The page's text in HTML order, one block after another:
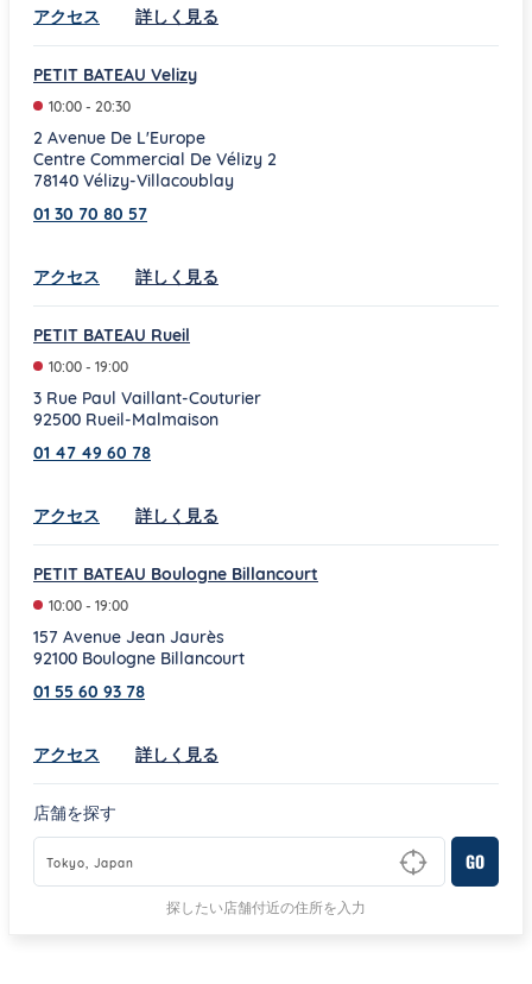
アクセス Link Opens in New Tab
詳しく見る
PETIT BATEAU Velizy
10:00 - 20:30
2 Avenue De L'Europe
Centre Commercial De Vélizy 2
78140 Vélizy-Villacoublay
01 30 70 80 57
アクセス Link Opens in New Tab
詳しく見る
PETIT BATEAU Rueil
10:00 - 19:00
3 Rue Paul Vaillant-Couturier
92500 Rueil-Malmaison
01 47 49 60 78
アクセス Link Opens in New Tab
詳しく見る
PETIT BATEAU Boulogne Billancourt
10:00 - 19:00
157 Avenue Jean Jaurès
92100 Boulogne Billancourt
01 55 60 93 78
アクセス Link Opens in New Tab
詳しく見る
店舗を探す
GO
探したい店舗付近の住所を入力